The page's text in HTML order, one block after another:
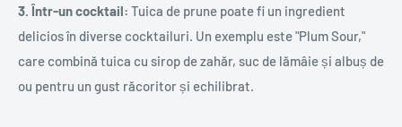
3. Într-un cocktail: Tuica de prune poate fi un ingredient
delicios în diverse cocktailuri. Un exemplu este "Plum Sour,"
care combină tuica cu sirop de zahăr, suc de lămâie și albuș de
ou pentru un gust răcoritor și echilibrat.